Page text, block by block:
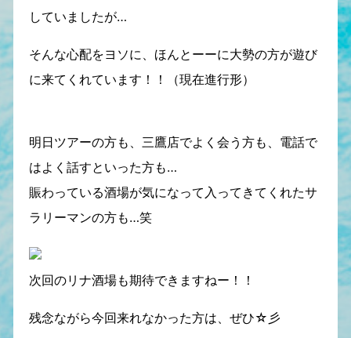
していましたが…
そんな心配をヨソに、ほんとーーに大勢の方が遊び
に来てくれています！！（現在進行形）
明日ツアーの方も、三鷹店でよく会う方も、電話で
はよく話すといった方も…
賑わっている酒場が気になって入ってきてくれたサ
ラリーマンの方も…笑
次回のリナ酒場も期待できますねー！！
残念ながら今回来れなかった方は、ぜひ☆彡